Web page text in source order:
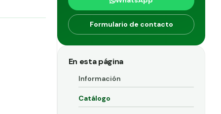
Formulario de contacto
En esta página
Información
Catálogo